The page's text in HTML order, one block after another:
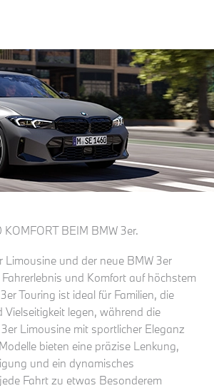
KOMFORT BEIM BMW 3er.
Limousine und der neue BMW 3er
und Komfort auf höchstem
Touring ist ideal für Familien, die
Vielseitigkeit legen, während die
Limousine mit sportlicher Eleganz
bieten eine präzise Lenkung,
und ein dynamisches
Fahrt zu etwas Besonderem